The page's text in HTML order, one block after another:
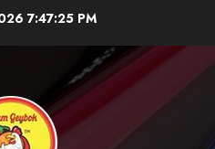
7:47:26 PM